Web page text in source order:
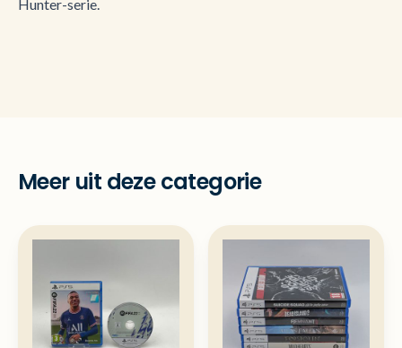
Hunter-serie.
Meer uit deze categorie